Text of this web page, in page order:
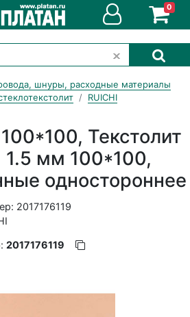
0
шнуры, расходные материалы
RUICHI
Текстолит
1.5 мм 100*100,
одностороннее
2017176119
2017176119